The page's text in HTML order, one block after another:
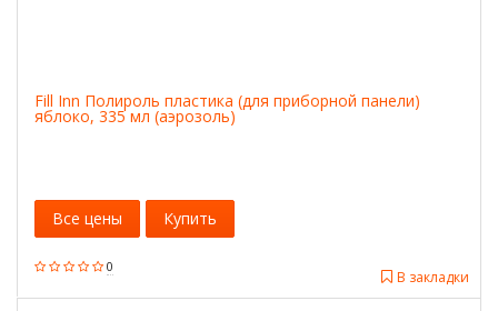
Fill Inn Полироль пластика (для приборной панели)
яблоко, 335 мл (аэрозоль)
0
В закладки
Все цены Купить